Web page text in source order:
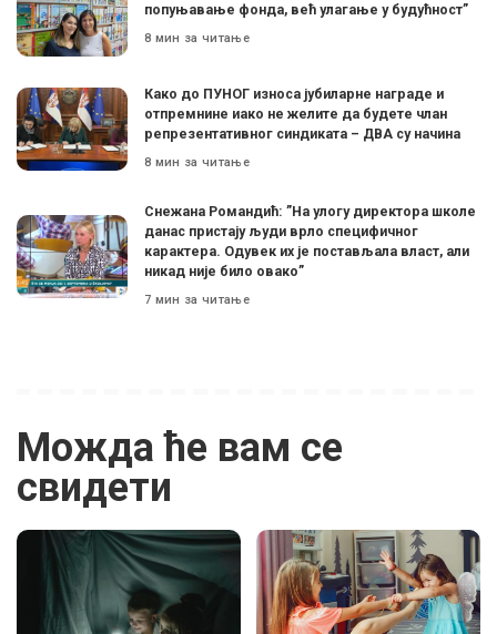
попуњавање фонда, већ улагање у будућност”
8 мин за читање
Како до ПУНОГ износа јубиларне награде и
отпремнине иако не желите да будете члан
репрезентативног синдиката – ДВА су начина
8 мин за читање
Снежана Романдић: ”На улогу директора школе
данас пристају људи врло специфичног
карактера. Одувек их је постављала власт, али
никад није било овако”
7 мин за читање
Можда ће вам се
свидети